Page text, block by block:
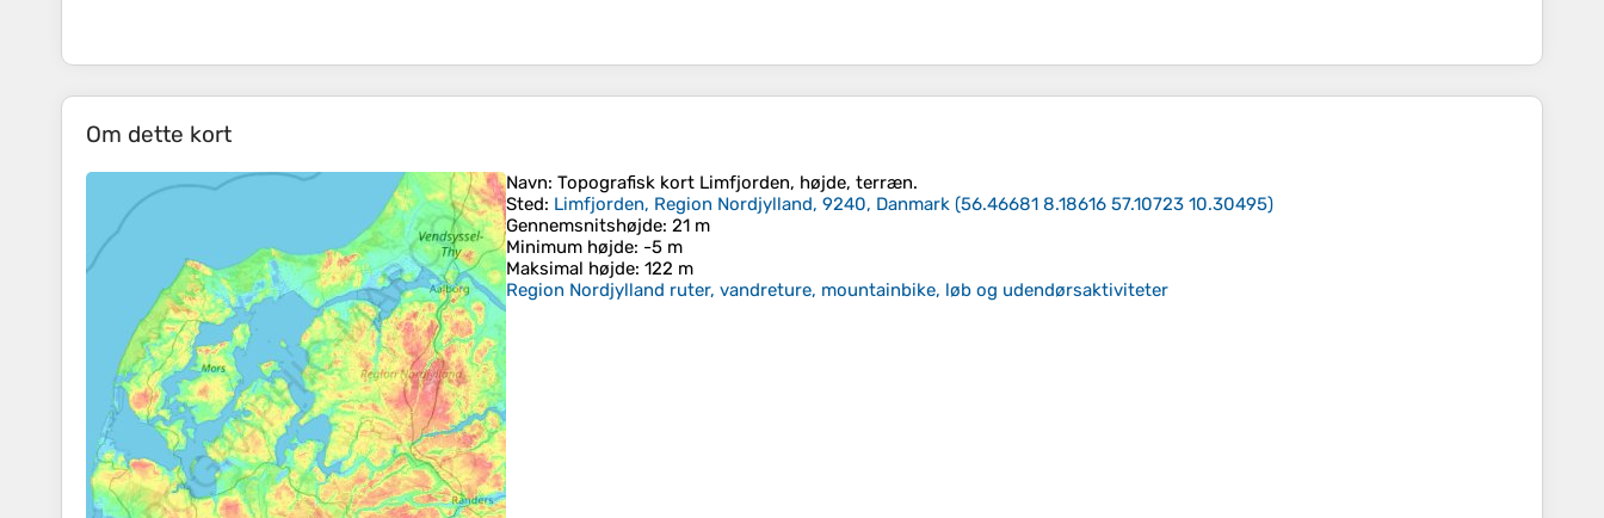
Om dette kort
Navn: Topografisk kort Limfjorden, højde, terræn.
Sted: Limfjorden, Region Nordjylland, 9240, Danmark (56.46681 8.18616 57.10723 10.30495)
Gennemsnitshøjde: 21 m
Minimum højde: -5 m
Maksimal højde: 122 m
Region Nordjylland ruter, vandreture, mountainbike, løb og udendørsaktiviteter